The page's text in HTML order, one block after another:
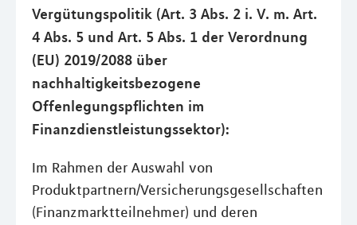
Vergütungspolitik (Art. 3 Abs. 2 i. V. m. Art.
4 Abs. 5 und Art. 5 Abs. 1 der Verordnung
(EU) 2019/2088 über
nachhaltigkeitsbezogene
Offenlegungspflichten im
Finanzdienstleistungssektor):
Im Rahmen der Auswahl von
Produktpartnern/Versicherungsgesellschaften
(Finanzmarktteilnehmer) und deren